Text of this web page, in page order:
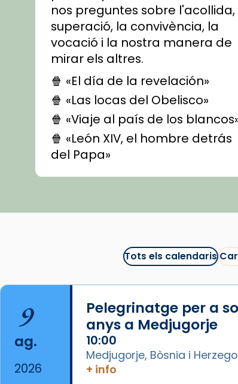
nos preguntes sobre l'acollida,
superació, la convivència, la
vocació i la nostra manera de
mirar els altres.
🍿 «El día de la revelación»
🍿 «Las locas del Obelisco»
🍿 «Viaje al país de los
🍿 «León XIV, el hombre detrás
del Papa»
🍿 «Las ovejas detectives»
recomanacions i prepara una
#CinemaEspiritualitual
@cinemaspiritcat
Imatge: Generada amb IA
(OpenAI)
Video
View on Facebook
Arquebisbat de Barcelona
Tots els calendaris
9
ag.
2026
Pelegrinatge per a
anys a Medjugorje
10:00
Medjugorje, Bòsnia i
+ info